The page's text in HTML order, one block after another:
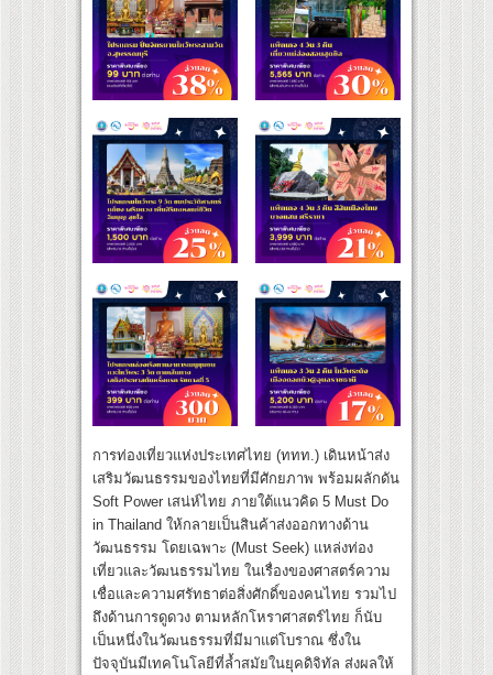
การท่องเที่ยวแห่งประเทศไทย (ททท.) เดินหน้าส่ง
เสริมวัฒนธรรมของไทยที่มีศักยภาพ พร้อมผลักดัน
Soft Power เสน่ห์ไทย ภายใต้แนวคิด 5 Must Do
in Thailand ให้กลายเป็นสินค้าส่งออกทางด้าน
วัฒนธรรม โดยเฉพาะ (Must Seek) แหล่งท่อง
เที่ยวและวัฒนธรรมไทย ในเรื่องของศาสตร์ความ
เชื่อและความศรัทธาต่อสิ่งศักดิ์ของคนไทย รวมไป
ถึงด้านการดูดวง ตามหลักโหราศาสตร์ไทย ก็นับ
เป็นหนึ่งในวัฒนธรรมที่มีมาแต่โบราณ ซึ่งใน
ปัจจุบันมีเทคโนโลยีที่ล้ำสมัยในยุคดิจิทัล ส่งผลให้